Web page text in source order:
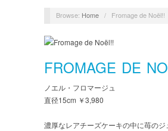
Browse: Home / Fromage de Noël!!
FROMAGE DE
ノエル・フロマージュ
直径15cm ￥3,980
濃厚なレアチーズケーキの中に苺のジ